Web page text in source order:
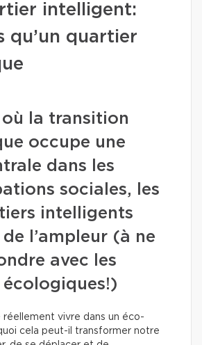
intelligent:
qu’un quartier
où la transition
occupe une
dans les
sociales, les
intelligents
l’ampleur (à ne
avec les
réellement vivre dans un éco-
cela peut-il transformer notre